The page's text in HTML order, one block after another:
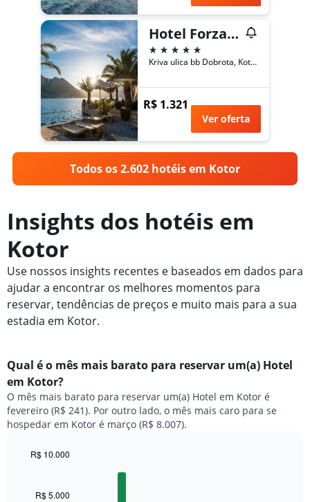
Hotel Forza Mare
5 estrelas
Kriva ulica bb Dobrota, Kotor, Montenegro
R$ 1.321
Ver oferta
Todos os 2.602 hotéis em Kotor
Insights dos hotéis em
Kotor
Use nossos insights recentes e baseados em dados para
ajudar a encontrar os melhores momentos para
reservar, tendências de preços e muito mais para a sua
estadia em Kotor.
Qual é o mês mais barato para reservar um(a) Hotel
em Kotor?
O mês mais barato para reservar um(a) Hotel em Kotor é
fevereiro (R$ 241). Por outro lado, o mês mais caro para se
hospedar em Kotor é março (R$ 8.007).
withR$ 5.000
R$ 10.000